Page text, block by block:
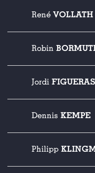
René VOLLATH
Robin
Jordi FIGUERAS
Dennis KEMPE
Philipp